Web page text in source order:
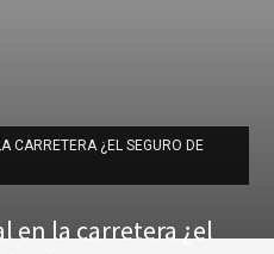
CARRETERA ¿EL SEGURO DE
en la carretera ¿el